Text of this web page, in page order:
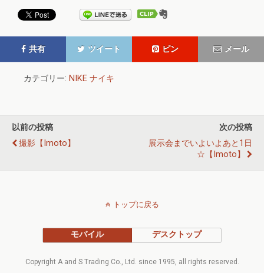
共有 ツイート ピン メール
カテゴリー: NIKE ナイキ
以前の投稿
撮影【imoto】
次の投稿
展示会までいよいよあと1日
☆【imoto】
トップに戻る
モバイル デスクトップ
Copyright A and S Trading Co., Ltd. since 1995, all rights reserved.